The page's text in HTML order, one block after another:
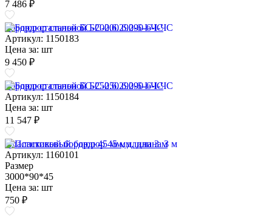
7 486 ₽
Бордюр стальной БС-200.6.290-6-I-ЧС
Артикул: 1150183
Цена за: шт
9 450 ₽
Бордюр стальной БС-250.6.290-6-I-ЧС
Артикул: 1150184
Цена за: шт
11 547 ₽
Пластиковый бордюр 45 мм, длина 3 м
Артикул: 1160101
Размер
3000*90*45
Цена за: шт
750 ₽